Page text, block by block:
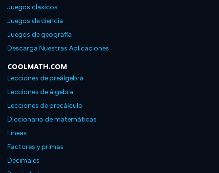
Juegos clasicos
Juegos de ciencia
Juegos de geografía
Descarga Nuestras Aplicaciones
COOLMATH.COM
Lecciones de preálgebra
Lecciones de álgebra
Lecciones de precálculo
Diccionario de matemáticas
Líneas
Factores y primas
Decimales